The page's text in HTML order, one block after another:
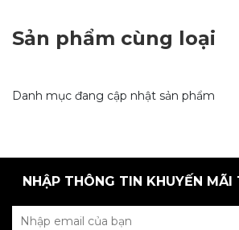
Sản phẩm cùng loại
Danh mục đang cập nhật sản phẩm
NHẬP THÔNG TIN KHUYẾN MÃI